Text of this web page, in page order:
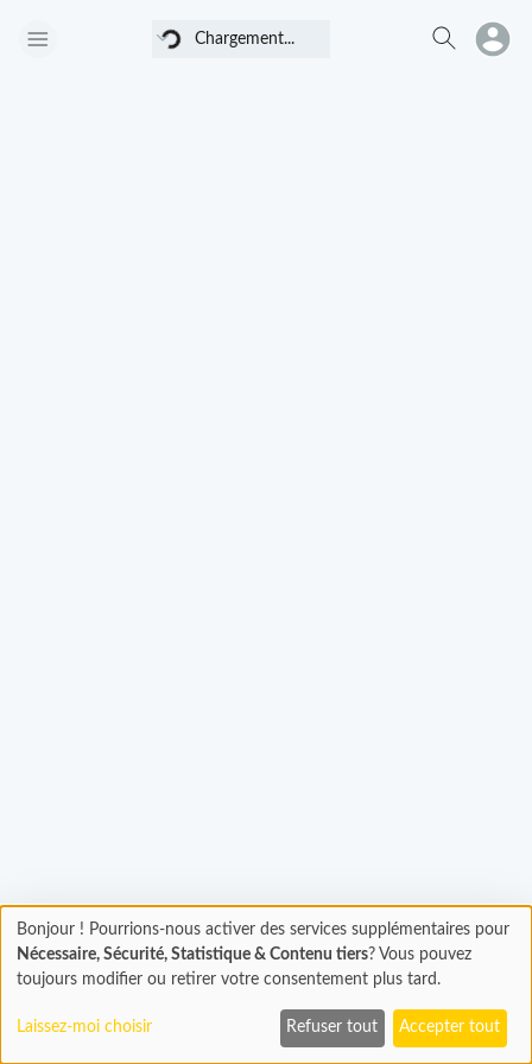
Chargement... Chargement...
Chargement
En cours...
Bonjour ! Pourrions-nous activer des services supplémentaires pour
Nécessaire, Sécurité, Statistique & Contenu tiers? Vous pouvez
toujours modifier ou retirer votre consentement plus tard.
Laissez-moi choisir Refuser tout Accepter tout